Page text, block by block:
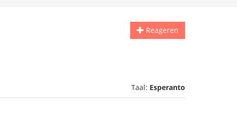
Reageren
Taal: Esperanto